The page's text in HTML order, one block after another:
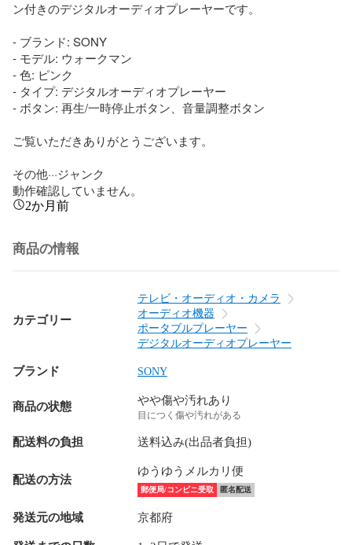
ン付きのデジタルオーディオプレーヤーです。
- ブランド: SONY
- モデル: ウォークマン
- 色: ピンク
- タイプ: デジタルオーディオプレーヤー
- ボタン: 再生/一時停止ボタン、音量調整ボタン
ご覧いただきありがとうございます。
その他···ジャンク
動作確認していません。
2か月前
商品の情報
カテゴリー
テレビ・オーディオ・カメラ
オーディオ機器
ポータブルプレーヤー
デジタルオーディオプレーヤー
ブランド SONY
商品の状態 やや傷や汚れあり
目につく傷や汚れがある
配送料の負担 送料込み(出品者負担)
配送の方法
ゆうゆうメルカリ便
郵便局/コンビニ受取 匿名配送
発送元の地域 京都府